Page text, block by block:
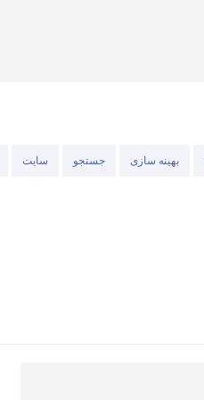
بهینه سازی جستجو سایت